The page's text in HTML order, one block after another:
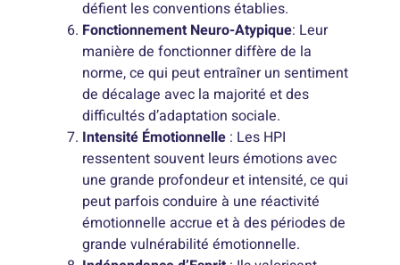
défient les conventions établies.
Fonctionnement Neuro-Atypique: Leur
manière de fonctionner diffère de la
norme, ce qui peut entraîner un sentiment
de décalage avec la majorité et des
difficultés d’adaptation sociale.
Intensité Émotionnelle : Les HPI
ressentent souvent leurs émotions avec
une grande profondeur et intensité, ce qui
peut parfois conduire à une réactivité
émotionnelle accrue et à des périodes de
grande vulnérabilité émotionnelle.